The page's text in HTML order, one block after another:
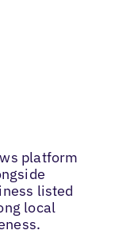
platform
listed
local